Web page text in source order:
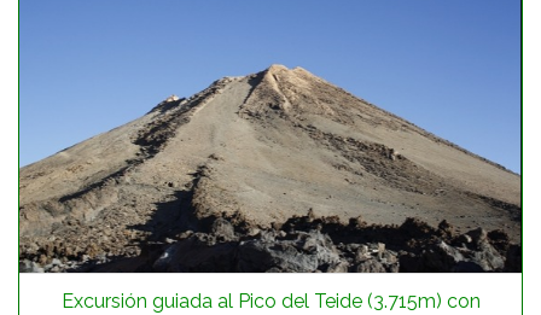
Excursión guiada al Pico del Teide (3.715m) con